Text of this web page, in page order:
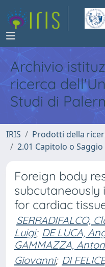
Archivio
ricerca
Studi di
IRIS Prodotti della
2.01 Capitolo o Saggio
Foreign body
for cardiac
SERRADIFALCO,
Luigi; DE LUCA,
GAMMAZZA,
Giovanni; DI